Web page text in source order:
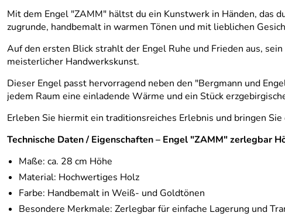
Mit dem Engel "ZAMM" hältst du ein Kunstwerk in Händen, das
zugrunde, handbemalt in warmen Tönen und mit lieblichen
Auf den ersten Blick strahlt der Engel Ruhe und Frieden aus,
meisterlicher Handwerkskunst.
Dieser Engel passt hervorragend neben den "Bergmann und
jedem Raum eine einladende Wärme und ein Stück
Erleben Sie hiermit ein traditionsreiches Erlebnis und bringen
Technische Daten / Eigenschaften – Engel "ZAMM" zerlegbar
Maße: ca. 28 cm Höhe
Material: Hochwertiges Holz
Farbe: Handbemalt in Weiß- und Goldtönen
Besondere Merkmale: Zerlegbar für einfache Lagerung und